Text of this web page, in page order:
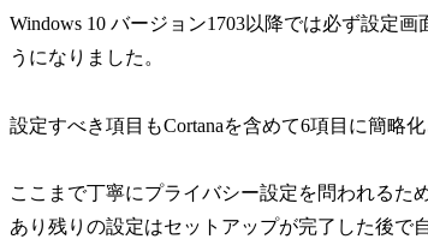
Windows 10 バージョン1703以降では必ず設定
うになりました。
設定すべき項目もCortanaを含めて6項目に簡略化
ここまで丁寧にプライバシー設定を問われるた
あり残りの設定はセットアップが完了した後で